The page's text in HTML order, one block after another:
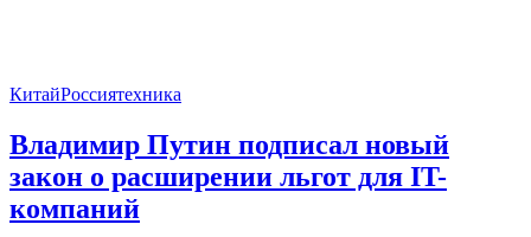
КитайРоссиятехника
Владимир Путин подписал новый
закон о расширении льгот для IT-
компаний